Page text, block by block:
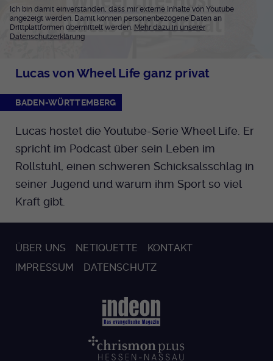
Ich bin damit einverstanden, dass mir externe Inhalte von Youtube
angezeigt werden. Damit können personenbezogene Daten an
Drittplattformen übermittelt werden. Mehr dazu in unserer
Datenschutzerklärung
Lucas von Wheel Life ganz privat
BADEN-WÜRTTEMBERG
Lucas hostet die Youtube-Serie Wheel Life. Er
spricht im Podcast über sein Leben im
Rollstuhl, einen schweren Schicksalsschlag in
seiner Jugend und warum ihm Sport so viel
Kraft gibt.
ÜBER UNS NETIQUETTE
KONTAKT
IMPRESSUM
DATENSCHUTZ